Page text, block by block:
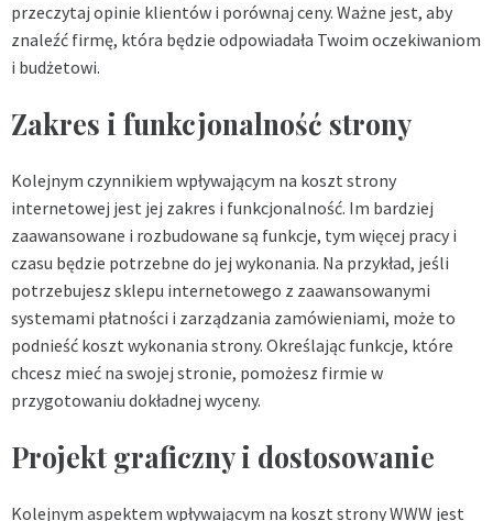
przeczytaj opinie klientów i porównaj ceny. Ważne jest, aby
znaleźć firmę, która będzie odpowiadała Twoim oczekiwaniom
i budżetowi.
Zakres i funkcjonalność strony
Kolejnym czynnikiem wpływającym na koszt strony
internetowej jest jej zakres i funkcjonalność. Im bardziej
zaawansowane i rozbudowane są funkcje, tym więcej pracy i
czasu będzie potrzebne do jej wykonania. Na przykład, jeśli
potrzebujesz sklepu internetowego z zaawansowanymi
systemami płatności i zarządzania zamówieniami, może to
podnieść koszt wykonania strony. Określając funkcje, które
chcesz mieć na swojej stronie, pomożesz firmie w
przygotowaniu dokładnej wyceny.
Projekt graficzny i dostosowanie
Kolejnym aspektem wpływającym na koszt strony WWW jest